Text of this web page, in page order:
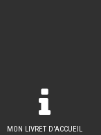
MON LIVRET D'ACCUEIL